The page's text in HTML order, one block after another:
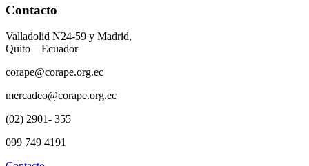
Contacto
Valladolid N24-59 y Madrid,
Quito – Ecuador
corape@corape.org.ec
mercadeo@corape.org.ec
(02) 2901- 355
099 749 4191